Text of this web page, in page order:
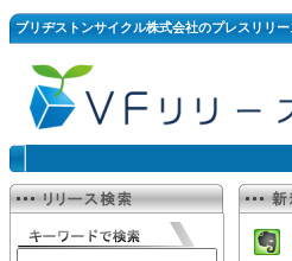
ブリヂストンサイクル株式会社のプレスリリー